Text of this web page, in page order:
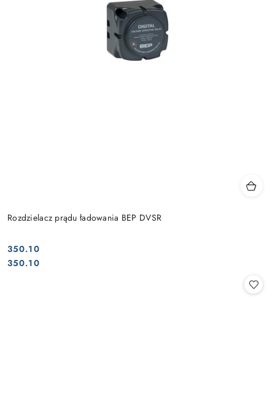
Rozdzielacz prądu ładowania BEP DVSR
Cena:
350.10
Cena:
350.10